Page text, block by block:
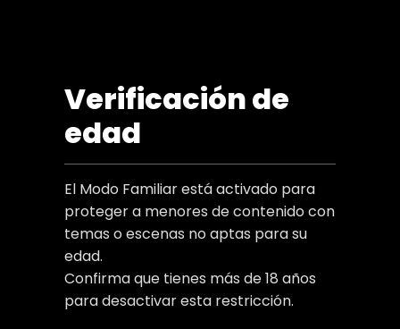
Verificación de
edad
El Modo Familiar está activado para
proteger a menores de contenido con
temas o escenas no aptas para su
edad.
Confirma que tienes más de 18 años
para desactivar esta restricción.